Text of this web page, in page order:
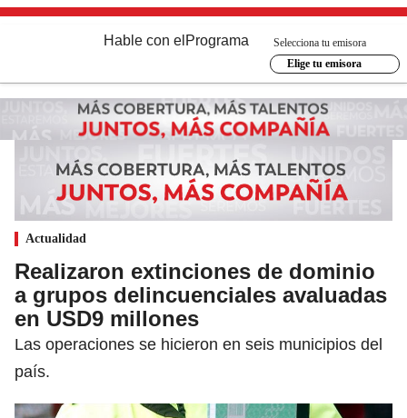
Hable con el Programa
Selecciona tu emisora
Elige tu emisora
Actualidad
Realizaron extinciones de dominio
a grupos delincuenciales avaluadas
en USD9 millones
Las operaciones se hicieron en seis municipios del
país.